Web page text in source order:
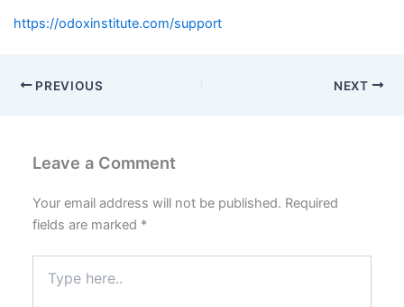
https://odoxinstitute.com/support
PREVIOUS NEXT
Leave a Comment
Your email address will not be published. Required
fields are marked *
here..